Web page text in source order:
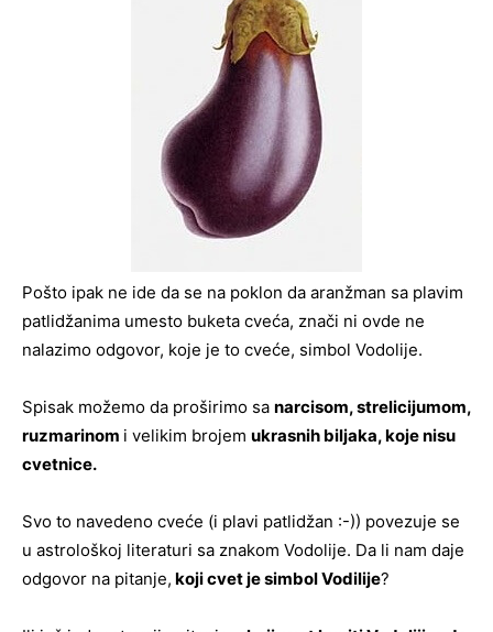
Pošto ipak ne ide da se na poklon da aranžman sa plavim
patlidžanima umesto buketa cveća, znači ni ovde ne
nalazimo odgovor, koje je to cveće, simbol Vodolije.
Spisak možemo da proširimo sa narcisom, strelicijumom,
ruzmarinom i velikim brojem ukrasnih biljaka, koje nisu
cvetnice.
Svo to navedeno cveće (i plavi patlidžan :-)) povezuje se
u astrološkoj literaturi sa znakom Vodolije. Da li nam daje
odgovor na pitanje, koji cvet je simbol Vodilije?